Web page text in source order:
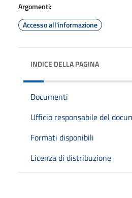
Argomenti:
Accesso all'informazione
INDICE DELLA PAGINA
Documenti
Ufficio responsabile del
Formati disponibili
Licenza di distribuzione